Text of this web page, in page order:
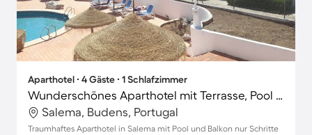
Aparthotel ∙ 4 Gäste ∙ 1 Schlafzimmer
Wunderschönes Aparthotel mit Terrasse, Pool und Garten | Poolblick | Nah am Strand
Salema, Budens, Portugal
Traumhaftes Aparthotel in Salema mit Pool und Balkon nur Schritte